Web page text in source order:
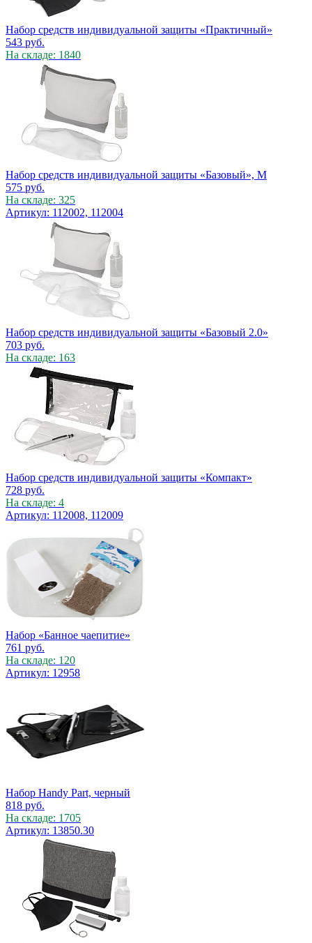
Набор средств индивидуальной защиты «Практичный»
543 руб.
На складе: 1840
Набор средств индивидуальной защиты «Базовый», M
575 руб.
На складе: 325
Артикул: 112002, 112004
Набор средств индивидуальной защиты «Базовый 2.0»
703 руб.
На складе: 163
Набор средств индивидуальной защиты «Компакт»
728 руб.
На складе: 4
Артикул: 112008, 112009
Набор «Банное чаепитие»
761 руб.
На складе: 120
Артикул: 12958
Набор Handy Part, черный
818 руб.
На складе: 1705
Артикул: 13850.30